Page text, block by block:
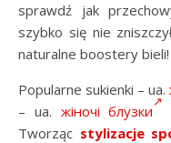
sprawdź jak
szybko się nie
naturalne boostery
Popularne sukienki – ua.
– ua. жіночі блузки
Tworząc stylizacje